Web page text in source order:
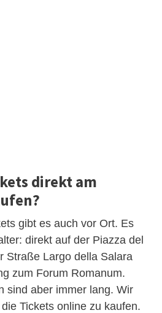
direkt am
gibt es auch vor Ort. Es
direkt auf der Piazza del
Straße Largo della Salara
zum Forum Romanum.
sind aber immer lang. Wir
Tickets online zu kaufen.